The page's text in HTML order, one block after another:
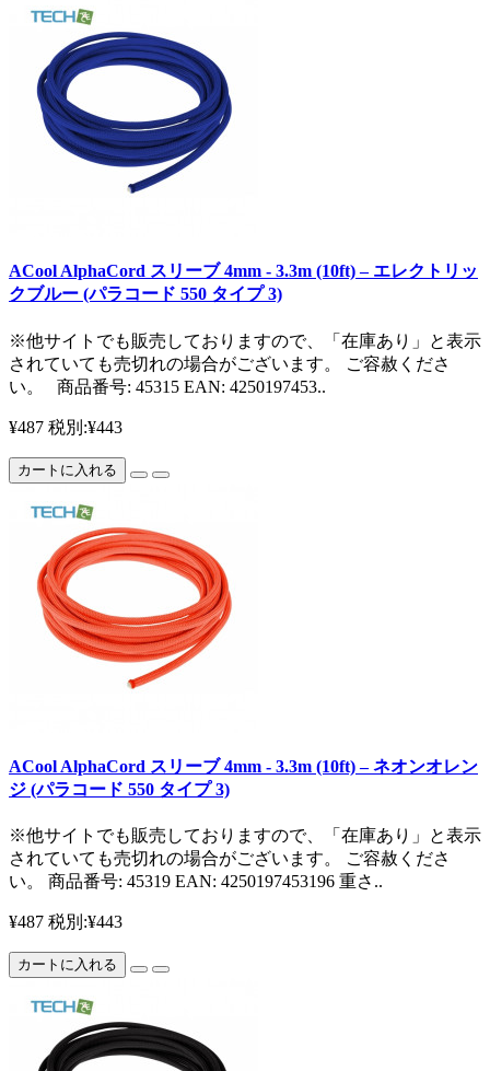
ACool AlphaCord スリーブ 4mm - 3.3m (10ft) – エレクトリッ
クブルー (パラコード 550 タイプ 3)
※他サイトでも販売しておりますので、「在庫あり」と表示
されていても売切れの場合がございます。 ご容赦くださ
い。 商品番号: 45315 EAN: 4250197453..
¥487 税別:¥443
カートに入れる
ACool AlphaCord スリーブ 4mm - 3.3m (10ft) – ネオンオレン
ジ (パラコード 550 タイプ 3)
※他サイトでも販売しておりますので、「在庫あり」と表示
されていても売切れの場合がございます。 ご容赦くださ
い。 商品番号: 45319 EAN: 4250197453196 重さ..
¥487 税別:¥443
カートに入れる